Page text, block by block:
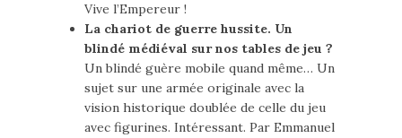
Vive l’Empereur !
La chariot de guerre hussite. Un
blindé médiéval sur nos tables de jeu ?
Un blindé guère mobile quand même… Un
sujet sur une armée originale avec la
vision historique doublée de celle du jeu
avec figurines. Intéressant. Par Emmanuel